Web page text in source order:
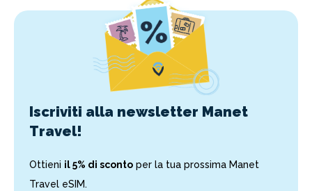
Iscriviti alla newsletter Manet
Travel!
Ottieni il 5% di sconto per la tua prossima Manet
Travel eSIM.